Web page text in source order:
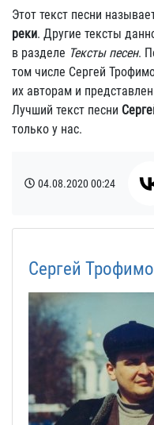
Этот текст песни
реки. Другие тексты
в разделе Тексты песен.
том числе Сергей
их авторам и
Лучший текст песни
только у нас.
04.08.202000:24
Сергей